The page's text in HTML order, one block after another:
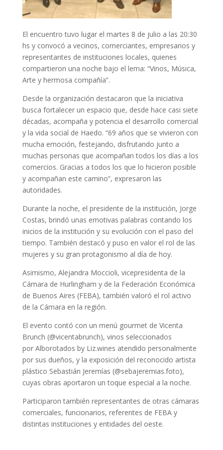
El encuentro tuvo lugar el martes 8 de julio a las 20:30
hs y convocó a vecinos, comerciantes, empresarios y
representantes de instituciones locales, quienes
compartieron una noche bajo el lema: “Vinos, Música,
Arte y hermosa compañía”.
Desde la organización destacaron que la iniciativa
busca fortalecer un espacio que, desde hace casi siete
décadas, acompaña y potencia el desarrollo comercial
y la vida social de Haedo. “69 años que se vivieron con
mucha emoción, festejando, disfrutando junto a
muchas personas que acompañan todos los días a los
comercios. Gracias a todos los que lo hicieron posible
y acompañan este camino”, expresaron las
autoridades.
Durante la noche, el presidente de la institución, Jorge
Costas, brindó unas emotivas palabras contando los
inicios de la institución y su evolución con el paso del
tiempo. También destacó y puso en valor el rol de las
mujeres y su gran protagonismo al día de hoy.
Asimismo, Alejandra Moccioli, vicepresidenta de la
Cámara de Hurlingham y de la Federación Económica
de Buenos Aires (FEBA), también valoró el rol activo
de la Cámara en la región.
El evento contó con un menú gourmet de Vicenta
Brunch (@vicentabrunch), vinos seleccionados
por Alborotados by Liz.wines atendido personalmente
por sus dueños, y la exposición del reconocido artista
plástico Sebastián Jeremías (@sebajeremias.foto),
cuyas obras aportaron un toque especial a la noche.
Participaron también representantes de otras cámaras
comerciales, funcionarios, referentes de FEBA y
distintas instituciones y entidades del oeste.